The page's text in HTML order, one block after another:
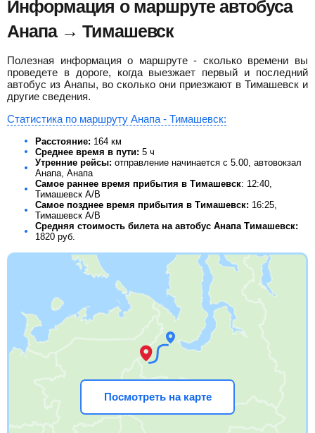
Информация о маршруте автобуса
Анапа → Тимашевск
Полезная информация о маршруте - сколько времени вы
проведете в дороге, когда выезжает первый и последний
автобус из Анапы, во сколько они приезжают в Тимашевск и
другие сведения.
Статистика по маршруту Анапа - Тимашевск:
Расстояние: 164 км
Среднее время в пути: 5 ч
Утренние рейсы: отправление начинается с 5.00, автовокзал
Анапа, Анапа
Самое раннее время прибытия в Тимашевск: 12:40,
Тимашевск А/В
Самое позднее время прибытия в Тимашевск: 16:25,
Тимашевск А/В
Средняя стоимость билета на автобус Анапа Тимашевск:
1820 руб.
Посмотреть на карте